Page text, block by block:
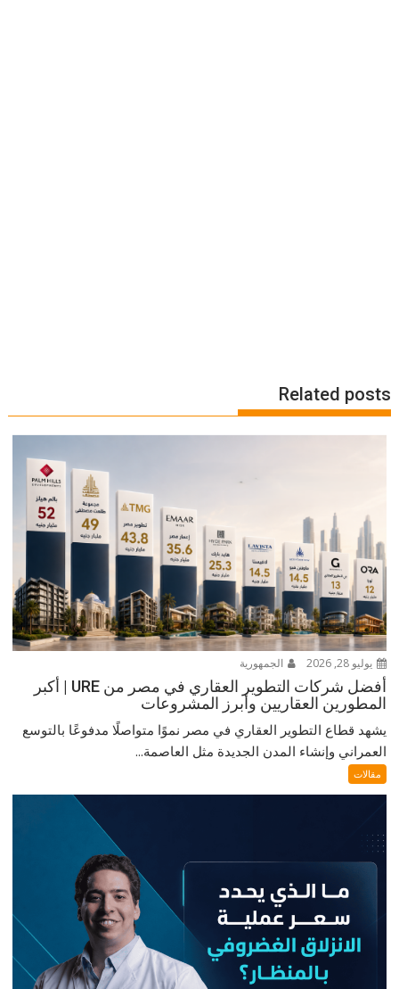
Related posts
يوليو 28, 2026 الجمهورية
أفضل شركات التطوير العقاري في مصر من URE | أكبر
المطورين العقاريين وأبرز المشروعات
يشهد قطاع التطوير العقاري في مصر نموًا متواصلًا مدفوعًا بالتوسع
العمراني وإنشاء المدن الجديدة مثل العاصمة...
مقالات